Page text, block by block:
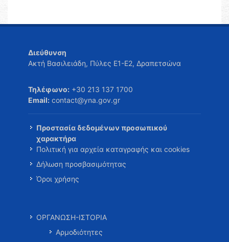
Διεύθυνση
Ακτή Βασιλειάδη, Πύλες Ε1-Ε2, Δραπετσώνα
Τηλέφωνο: +30 213 137 1700
Email: contact@yna.gov.gr
Προστασία δεδομένων προσωπικού
χαρακτήρα
Πολιτική για αρχεία καταγραφής και cookies
Δήλωση προσβασιμότητας
Όροι χρήσης
ΟΡΓΑΝΩΣΗ-ΙΣΤΟΡΙΑ
Αρμοδιότητες